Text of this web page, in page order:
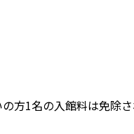
方1名の入館料は免除